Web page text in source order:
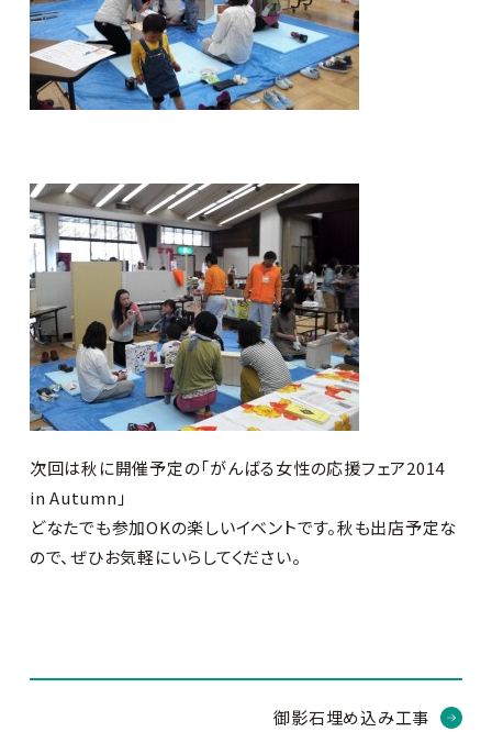
次回は秋に開催予定の「がんばる女性の応援フェア2014
in Autumn」
どなたでも参加OKの楽しいイベントです。秋も出店予定な
ので、ぜひお気軽にいらしてください。
御影石埋め込み工事